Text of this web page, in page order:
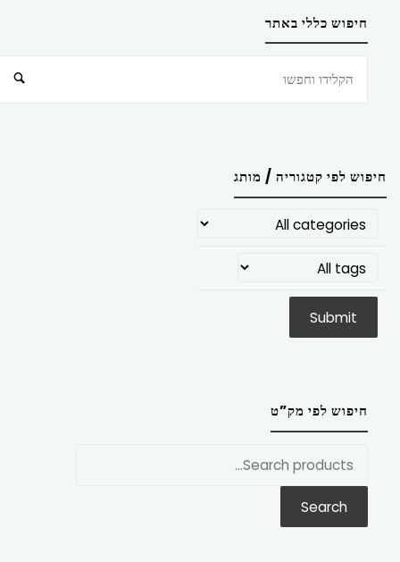
חיפוש כללי באתר
חיפוש לפי קטגוריה / מותג
חיפוש לפי מק”ט
Search